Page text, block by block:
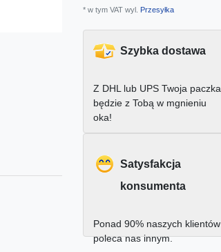
* w tym VAT wyl. Przesyłka
Szybka dostawa
Z DHL lub UPS Twoja paczka
będzie z Tobą w mgnieniu
oka!
Satysfakcja
konsumenta
Ponad 90% naszych klientów
poleca nas innym.